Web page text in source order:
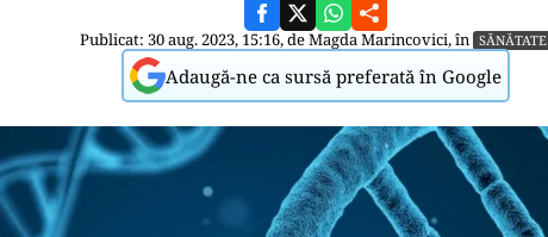
Publicat: 30 aug. 2023, 15:16, deMagda Marincovici, în SĂNĂTATE
Adaugă-ne ca sursă preferată în Google